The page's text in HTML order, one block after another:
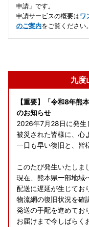
申請」です。
申請サービスの概要はワ
のご案内をご覧ください。
九度
【重要】「令和8年熊
のお知らせ
2026年7月28日に発生
被災された皆様に、心
一日も早い復旧と、皆
このたび発生いたしま
現在、熊本県一部地域
配送に遅延が生じてお
物流網の復旧状況を確
発送の手配を進めてお
お届けまで今しばらく